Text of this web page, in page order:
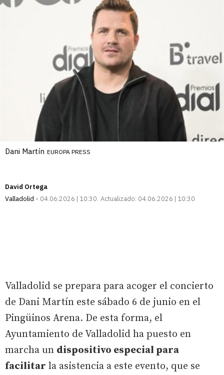
Dani Martín EUROPA PRESS
David Ortega
Valladolid
04.06.2026 | 10:30 Actualizado: 04.06.2026 | 10:30
Valladolid se prepara para acoger el concierto
de Dani Martín este sábado 6 de junio en el
Pingüinos Arena. De esta forma, el
Ayuntamiento de Valladolid ha puesto en
marcha un dispositivo especial para
facilitar la asistencia a este evento, que se